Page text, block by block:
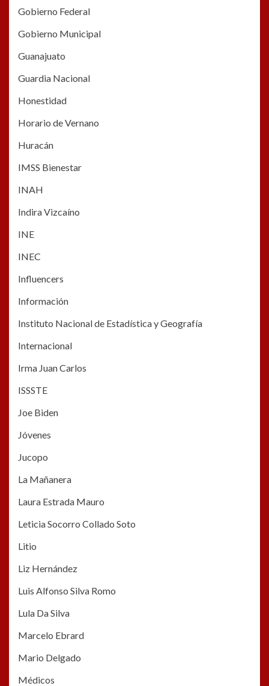
Gobierno Federal
Gobierno Municipal
Guanajuato
Guardia Nacional
Honestidad
Horario de Vernano
Huracán
IMSS Bienestar
INAH
Indira Vizcaíno
INE
INEC
Influencers
Información
Instituto Nacional de Estadística y Geografía
Internacional
Irma Juan Carlos
ISSSTE
Joe Biden
Jóvenes
Jucopo
La Mañanera
Laura Estrada Mauro
Leticia Socorro Collado Soto
Litio
Liz Hernández
Luis Alfonso Silva Romo
Lula Da Silva
Marcelo Ebrard
Mario Delgado
Médicos